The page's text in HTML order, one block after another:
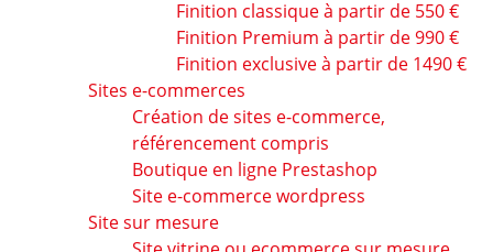
Finition classique à partir de 550 €
Finition Premium à partir de 990 €
Finition exclusive à partir de 1490 €
Sites e-commerces
Création de sites e-commerce,
référencement compris
Boutique en ligne Prestashop
Site e-commerce wordpress
Site sur mesure